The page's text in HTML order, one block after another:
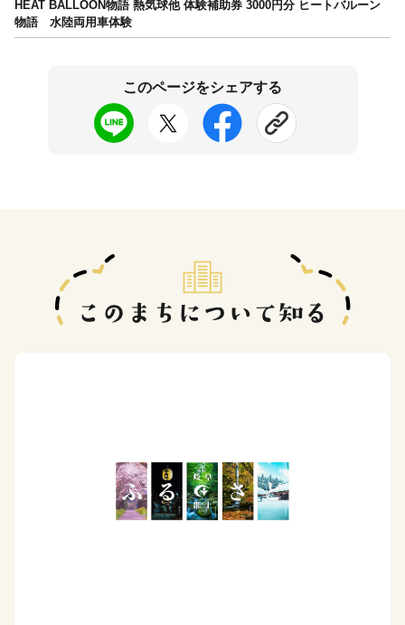
HEAT BALLOON物語 熱気球他 体験補助券 3000円分 ヒートバルーン
物語 水陸両用車体験
このページをシェアする